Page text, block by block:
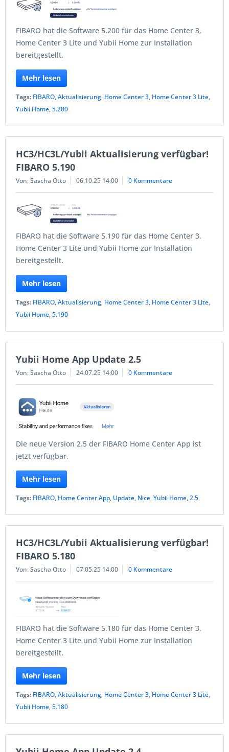
FIBARO hat die Software 5.200 für das Home Center 3,
Home Center 3 Lite und Yubii Home zur Installation
bereitgestellt.
Mehr lesen
Tags: FIBARO,Aktualisierung, Home Center 3, Home Center 3 Lite,
Yubii Home,5.200
HC3/HC3L/Yubii Aktualisierung verfügbar!
FIBARO 5.190
Von: Sascha Otto 06.10.25 14:00 0 Kommentare
FIBARO hat die Software 5.190 für das Home Center 3,
Home Center 3 Lite und Yubii Home zur Installation
bereitgestellt.
Mehr lesen
Tags: FIBARO,Aktualisierung, Home Center 3, Home Center 3 Lite,
Yubii Home,5.190
Yubii Home App Update 2.5
Von: Sascha Otto 24.07.25 14:00 0 Kommentare
Die neue Version 2.5 der FIBARO Home Center App ist
jetzt verfügbar.
Mehr lesen
Tags: FIBARO, Home Center App, Update, Nice,Yubii Home,2.5
HC3/HC3L/Yubii Aktualisierung verfügbar!
FIBARO 5.180
Von: Sascha Otto 07.05.25 14:00 0 Kommentare
FIBARO hat die Software 5.180 für das Home Center 3,
Home Center 3 Lite und Yubii Home zur Installation
bereitgestellt.
Mehr lesen
Tags: FIBARO,Aktualisierung, Home Center 3, Home Center 3 Lite,
Yubii Home,5.180